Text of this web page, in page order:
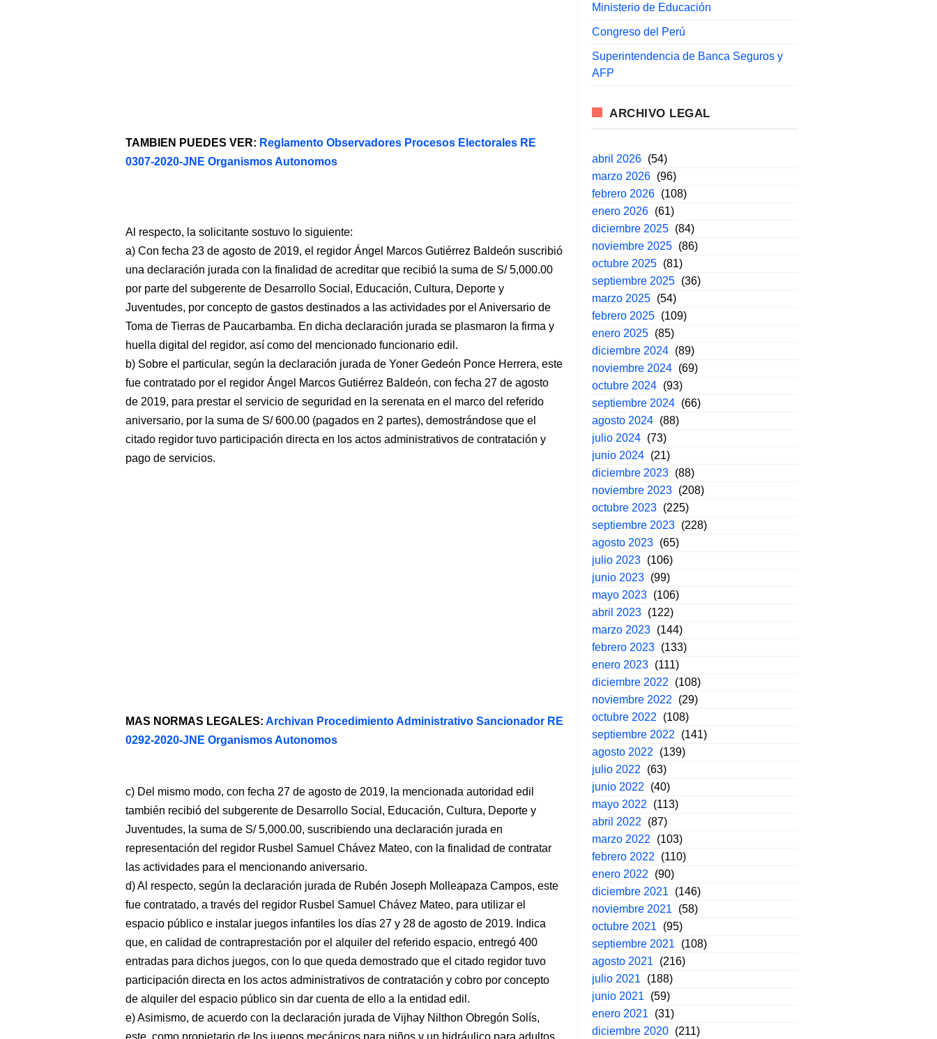
TAMBIEN PUEDES VER: Reglamento Observadores Procesos Electorales RE
0307-2020-JNE Organismos Autonomos
Al respecto, la solicitante sostuvo lo siguiente:
a) Con fecha 23 de agosto de 2019, el regidor Ángel Marcos Gutiérrez Baldeón suscribió
una declaración jurada con la finalidad de acreditar que recibió la suma de S/ 5,000.00
por parte del subgerente de Desarrollo Social, Educación, Cultura, Deporte y
Juventudes, por concepto de gastos destinados a las actividades por el Aniversario de
Toma de Tierras de Paucarbamba. En dicha declaración jurada se plasmaron la firma y
huella digital del regidor, así como del mencionado funcionario edil.
b) Sobre el particular, según la declaración jurada de Yoner Gedeón Ponce Herrera, este
fue contratado por el regidor Ángel Marcos Gutiérrez Baldeón, con fecha 27 de agosto
de 2019, para prestar el servicio de seguridad en la serenata en el marco del referido
aniversario, por la suma de S/ 600.00 (pagados en 2 partes), demostrándose que el
citado regidor tuvo participación directa en los actos administrativos de contratación y
pago de servicios.
MAS NORMAS LEGALES: Archivan Procedimiento Administrativo Sancionador RE
0292-2020-JNE Organismos Autonomos
c) Del mismo modo, con fecha 27 de agosto de 2019, la mencionada autoridad edil
también recibió del subgerente de Desarrollo Social, Educación, Cultura, Deporte y
Juventudes, la suma de S/ 5,000.00, suscribiendo una declaración jurada en
representación del regidor Rusbel Samuel Chávez Mateo, con la finalidad de contratar
las actividades para el mencionando aniversario.
d) Al respecto, según la declaración jurada de Rubén Joseph Molleapaza Campos, este
fue contratado, a través del regidor Rusbel Samuel Chávez Mateo, para utilizar el
espacio público e instalar juegos infantiles los días 27 y 28 de agosto de 2019. Indica
que, en calidad de contraprestación por el alquiler del referido espacio, entregó 400
entradas para dichos juegos, con lo que queda demostrado que el citado regidor tuvo
participación directa en los actos administrativos de contratación y cobro por concepto
de alquiler del espacio público sin dar cuenta de ello a la entidad edil.
e) Asimismo, de acuerdo con la declaración jurada de Vijhay Nilthon Obregón Solís,
este, como propietario de los juegos mecánicos para niños y un hidráulico para adultos,
Ministerio de Educación
Congreso del Perú
Superintendencia de Banca Seguros y
AFP
ARCHIVO LEGAL
abril 2026 (54)
marzo 2026 (96)
febrero 2026 (108)
enero 2026 (61)
diciembre 2025 (84)
noviembre 2025 (86)
octubre 2025 (81)
septiembre 2025 (36)
marzo 2025 (54)
febrero 2025 (109)
enero 2025 (85)
diciembre 2024 (89)
noviembre 2024 (69)
octubre 2024 (93)
septiembre 2024 (66)
agosto 2024 (88)
julio 2024 (73)
junio 2024 (21)
diciembre 2023 (88)
noviembre 2023 (208)
octubre 2023 (225)
septiembre 2023 (228)
agosto 2023 (65)
julio 2023 (106)
junio 2023 (99)
mayo 2023 (106)
abril 2023 (122)
marzo 2023 (144)
febrero 2023 (133)
enero 2023 (111)
diciembre 2022
(108)
noviembre 2022
(29)
octubre 2022
(108)
septiembre 2022
(141)
agosto 2022
(139)
julio 2022
(63)
junio 2022
(40)
mayo 2022
(113)
abril 2022
(87)
marzo 2022
(103)
febrero 2022
(110)
enero 2022
(90)
diciembre 2021
(146)
noviembre 2021
(58)
octubre 2021
(95)
septiembre 2021
(108)
agosto 2021
(216)
julio 2021
(188)
junio 2021
(59)
enero 2021
(31)
diciembre 2020 (211)